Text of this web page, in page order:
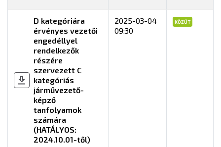
D kategóriára
érvényes vezetői
engedéllyel
rendelkezők
részére
szervezett C
kategóriás
járművezető-
képző
tanfolyamok
számára
(HATÁLYOS:
2024.10.01-től)
2025-03-04
09:30
KÖZÚT